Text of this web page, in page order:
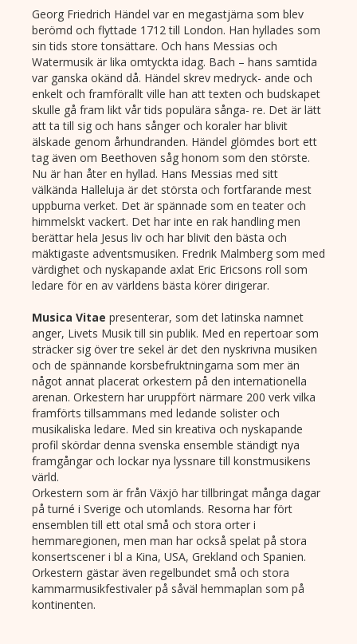
Georg Friedrich Händel var en megastjärna som blev
berömd och flyttade 1712 till London. Han hyllades som
sin tids store tonsättare. Och hans Messias och
Watermusik är lika omtyckta idag. Bach – hans samtida
var ganska okänd då. Händel skrev medryck- ande och
enkelt och framförallt ville han att texten och budskapet
skulle gå fram likt vår tids populära sånga- re. Det är lätt
att ta till sig och hans sånger och koraler har blivit
älskade genom århundranden. Händel glömdes bort ett
tag även om Beethoven såg honom som den störste.
Nu är han åter en hyllad. Hans Messias med sitt
välkända Halleluja är det största och fortfarande mest
uppburna verket. Det är spännade som en teater och
himmelskt vackert. Det har inte en rak handling men
berättar hela Jesus liv och har blivit den bästa och
mäktigaste adventsmusiken. Fredrik Malmberg som med
värdighet och nyskapande axlat Eric Ericsons roll som
ledare för en av världens bästa körer dirigerar.
Musica Vitae presenterar, som det latinska namnet
anger, Livets Musik till sin publik. Med en repertoar som
sträcker sig över tre sekel är det den nyskrivna musiken
och de spännande korsbefruktningarna som mer än
något annat placerat orkestern på den internationella
arenan. Orkestern har uruppfört närmare 200 verk vilka
framförts tillsammans med ledande solister och
musikaliska ledare. Med sin kreativa och nyskapande
profil skördar denna svenska ensemble ständigt nya
framgångar och lockar nya lyssnare till konstmusikens
värld.
Orkestern som är från Växjö har tillbringat många dagar
på turné i Sverige och utomlands. Resorna har fört
ensemblen till ett otal små och stora orter i
hemmaregionen, men man har också spelat på stora
konsertscener i bl a Kina, USA, Grekland och Spanien.
Orkestern gästar även regelbundet små och stora
kammarmusikfestivaler på såväl hemmaplan som på
kontinenten.